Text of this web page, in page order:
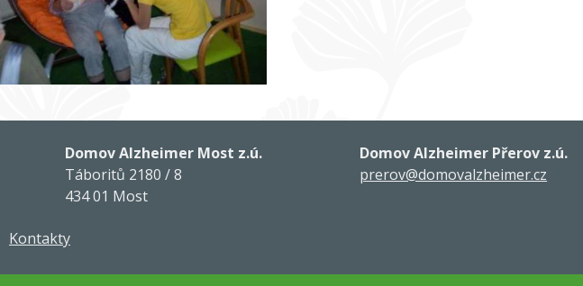
Domov Alzheimer Most z.ú.
Táboritů 2180 / 8
434 01 Most
Domov Alzheimer Přerov z.ú.
prerov@domovalzheimer.cz
Kontakty